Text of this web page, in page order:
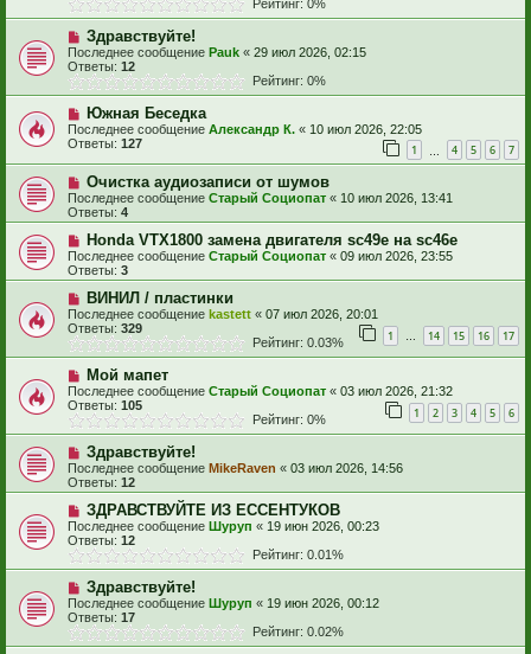
Рейтинг: 0%
Здравствуйте!
Последнее сообщение Pauk « 29 июл 2026, 02:15
Ответы: 12
Рейтинг: 0%
Южная Беседка
Последнее сообщение Александр К. « 10 июл 2026, 22:05
Ответы: 127 1 4 5 6 7
Очистка аудиозаписи от шумов
Последнее сообщение Старый Социопат « 10 июл 2026, 13:41
Ответы: 4
Honda VTX1800 замена двигателя sc49e на sc46e
Последнее сообщение Старый Социопат « 09 июл 2026, 23:55
Ответы: 3
ВИНИЛ / пластинки
Последнее сообщение kastett « 07 июл 2026, 20:01
Ответы: 329 1 … 14 15 16 17
Рейтинг: 0.03%
Мой мапет
Последнее сообщение Старый Социопат « 03 июл 2026, 21:32
Ответы: 105 1 2 3 4 5 6
Рейтинг: 0%
Здравствуйте!
Последнее сообщение MikeRaven « 03 июл 2026, 14:56
Ответы: 12
ЗДРАВСТВУЙТЕ ИЗ ЕССЕНТУКОВ
Последнее сообщение Шуруп « 19 июн 2026, 00:23
Ответы: 12
Рейтинг: 0.01%
Здравствуйте!
Последнее сообщение Шуруп « 19 июн 2026, 00:12
Ответы: 17
Рейтинг: 0.02%